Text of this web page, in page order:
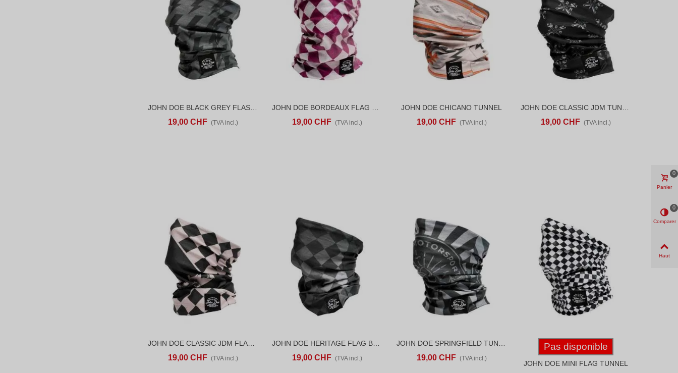
AJOUTER AU PANIERADD TO COMPARE
JOHN DOE BLACK GREY FLASH TUNNEL
19,00 CHF (TVA incl.)
AJOUTER AU PANIERADD TO COMPARE
JOHN DOE BORDEAUX FLAG TUNNEL
19,00 CHF (TVA incl.)
AJOUTER AU PANIERADD TO COMPARE
JOHN DOE CHICANO TUNNEL
19,00 CHF (TVA incl.)
AJOUTER AU PANIERADD TO COMPARE
JOHN DOE CLASSIC JDM TUNNEL
19,00 CHF (TVA incl.)
AJOUTER AU PANIERADD TO COMPARE
JOHN DOE CLASSIC JDM FLAG TUNNEL
19,00 CHF (TVA incl.)
AJOUTER AU PANIERADD TO COMPARE
JOHN DOE HERITAGE FLAG BLACK TUNNEL
19,00 CHF (TVA incl.)
AJOUTER AU PANIERADD TO COMPARE
JOHN DOE SPRINGFIELD TUNNEL
19,00 CHF (TVA incl.)
AFFICHER PLUS ADD TO COMPARE
Pas disponible
JOHN DOE MINI FLAG TUNNEL
Panier
0
Comparer
0
Haut